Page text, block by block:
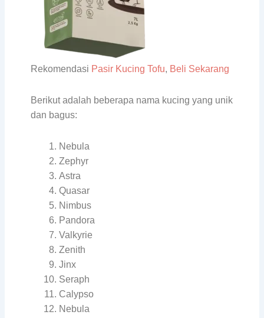
Rekomendasi Pasir Kucing Tofu, Beli Sekarang
Berikut adalah beberapa nama kucing yang unik
dan bagus:
Nebula
Zephyr
Astra
Quasar
Nimbus
Pandora
Valkyrie
Zenith
Jinx
Seraph
Calypso
Nebula